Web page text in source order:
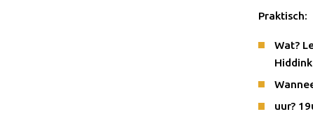
Praktisch:
Wat?
Hiddink
uur?